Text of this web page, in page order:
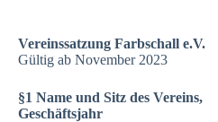
Vereinssatzung Farbschall e.V.
Gültig ab November 2023
§1 Name und Sitz des Vereins,
Geschäftsjahr